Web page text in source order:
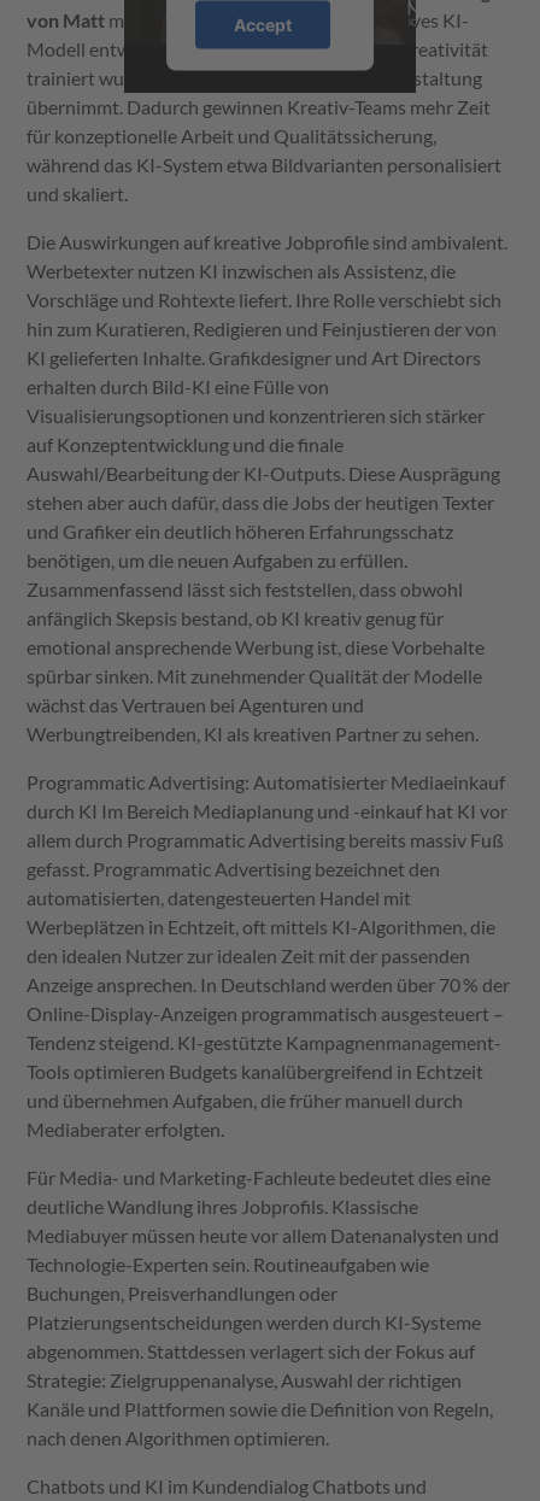
Accept
von Matt mit JvM Stablesein eigenes generatives KI-
Modell entwickelt, das mit 30 Jahren Agenturkreativität
trainiert wurde und Routineaufgaben in der Gestaltung
übernimmt. Dadurch gewinnen Kreativ-Teams mehr Zeit
für konzeptionelle Arbeit und Qualitätssicherung,
während das KI-System etwa Bildvarianten personalisiert
und skaliert.
Die Auswirkungen auf kreative Jobprofile sind ambivalent.
Werbetexter nutzen KI inzwischen als Assistenz, die
Vorschläge und Rohtexte liefert. Ihre Rolle verschiebt sich
hin zum Kuratieren, Redigieren und Feinjustieren der von
KI gelieferten Inhalte. Grafikdesigner und Art Directors
erhalten durch Bild-KI eine Fülle von
Visualisierungsoptionen und konzentrieren sich stärker
auf Konzeptentwicklung und die finale
Auswahl/Bearbeitung der KI-Outputs. Diese Ausprägung
stehen aber auch dafür, dass die Jobs der heutigen Texter
und Grafiker ein deutlich höheren Erfahrungsschatz
benötigen, um die neuen Aufgaben zu erfüllen.
Zusammenfassend lässt sich feststellen, dass obwohl
anfänglich Skepsis bestand, ob KI kreativ genug für
emotional ansprechende Werbung ist, diese Vorbehalte
spürbar sinken. Mit zunehmender Qualität der Modelle
wächst das Vertrauen bei Agenturen und
Werbungtreibenden, KI als kreativen Partner zu sehen.
Programmatic Advertising: Automatisierter Mediaeinkauf
durch KI Im Bereich Mediaplanung und -einkauf hat KI vor
allem durch Programmatic Advertising bereits massiv Fuß
gefasst. Programmatic Advertising bezeichnet den
automatisierten, datengesteuerten Handel mit
Werbeplätzen in Echtzeit, oft mittels KI-Algorithmen, die
den idealen Nutzer zur idealen Zeit mit der passenden
Anzeige ansprechen. In Deutschland werden über 70 % der
Online-Display-Anzeigen programmatisch ausgesteuert –
Tendenz steigend. KI-gestützte Kampagnenmanagement-
Tools optimieren Budgets kanalübergreifend in Echtzeit
und übernehmen Aufgaben, die früher manuell durch
Mediaberater erfolgten.
Für Media- und Marketing-Fachleute bedeutet dies eine
deutliche Wandlung ihres Jobprofils. Klassische
Mediabuyer müssen heute vor allem Datenanalysten und
Technologie-Experten sein. Routineaufgaben wie
Buchungen, Preisverhandlungen oder
Platzierungsentscheidungen werden durch KI-Systeme
abgenommen. Stattdessen verlagert sich der Fokus auf
Strategie: Zielgruppenanalyse, Auswahl der richtigen
Kanäle und Plattformen sowie die Definition von Regeln,
nach denen Algorithmen optimieren.
Chatbots und KI im Kundendialog Chatbots und